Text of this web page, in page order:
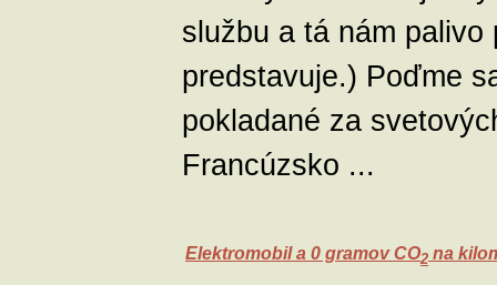
službu a tá nám
predstavuje.) Poďme
pokladané za
Francúzsko ...
Elektromobil a 0 gramov CO2 na